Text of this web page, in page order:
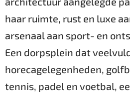
haar ruimte, rust en luxe
arsenaal aan sport- en
Een dorpsplein dat
horecagelegenheden,
tennis, padel en voetbal,